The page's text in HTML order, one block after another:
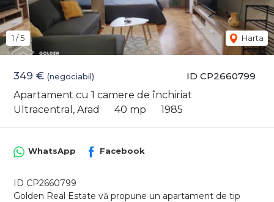
ID CP2660799
349 € (negociabil)
Apartament cu 1 camere de închiriat
Ultracentral, Arad
40 mp 1985
1 /5 Harta
WhatsApp Facebook
ID CP2660799
Golden Real Estate vă propune un apartament de tip